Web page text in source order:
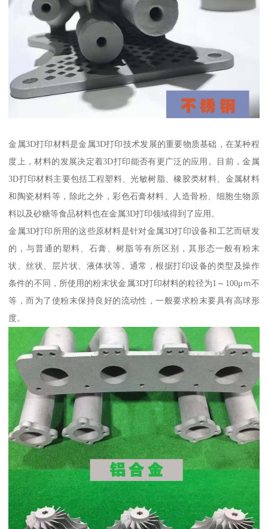
金属3D打印材料是金属3D打印技术发展的重要物质基础，在某种程
度上，材料的发展决定着3D打印能否有更广泛的应用。目前，金属
3D打印材料主要包括工程塑料、光敏树脂、橡胶类材料、金属材料
和陶瓷材料等，除此之外，彩色石膏材料、人造骨粉、细胞生物原
料以及砂糖等食品材料也在金属3D打印领域得到了应用。
金属3D打印所用的这些原材料是针对金属3D打印设备和工艺而研发
的，与普通的塑料、石膏、树脂等有所区别，其形态一般有粉末
状、丝状、层片状、液体状等。通常，根据打印设备的类型及操作
条件的不同，所使用的粉末状金属3D打印材料的粒径为1～100μｍ不
等，而为了使粉末保持良好的流动性，一般要求粉末要具有高球形
度。